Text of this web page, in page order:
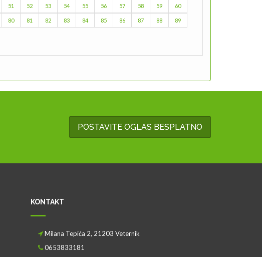
51 52 53 54 55 56 57 58 59 60
80 81 82 83 84 85 86 87 88 89
POSTAVITE OGLAS BESPLATNO
KONTAKT
Milana Tepića 2, 21203 Veternik
0653833181